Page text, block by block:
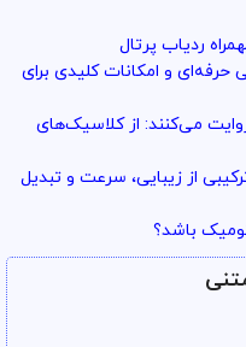
ردیاب پرتال
و امکانات کلیدی برای
می‌کنند: از کلاسیک‌های
از زیبایی، سرعت و تبدیل
باشد؟